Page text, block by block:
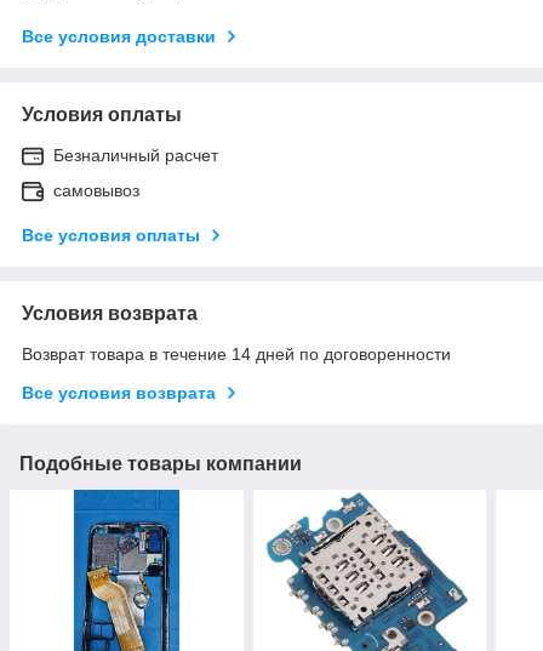
Все условия доставки
Условия оплаты
Безналичный расчет
самовывоз
Все условия оплаты
Условия возврата
Возврат товара в течение 14 дней по договоренности
Все условия возврата
Подобные товары компании